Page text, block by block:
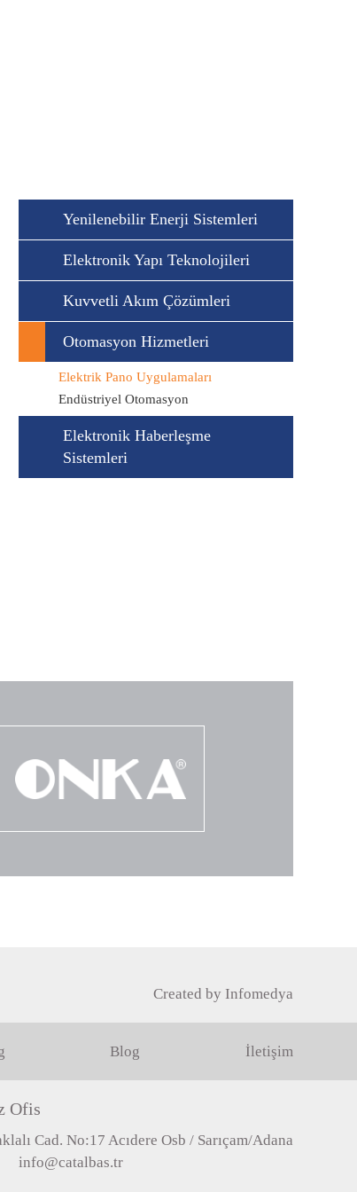
Yenilenebilir Enerji Sistemleri
Elektronik Yapı Teknolojileri
Kuvvetli Akım Çözümleri
Otomasyon Hizmetleri
Elektrik Pano Uygulamaları
Endüstriyel Otomasyon
Elektronik Haberleşme
Sistemleri
Created by Infomedya
Blog İletişim
Ofis
Cad. No:17 Acıdere Osb / Sarıçam/Adana
info@catalbas.tr